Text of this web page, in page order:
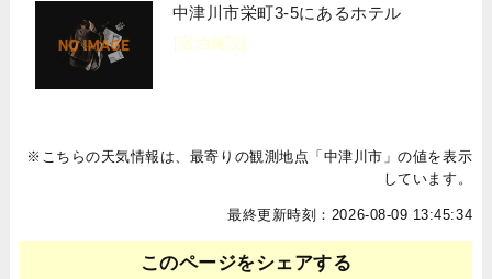
中津川市栄町3-5にあるホテル
[宿泊施設]
※こちらの天気情報は、最寄りの観測地点「中津川市」の値を表示
しています。
最終更新時刻：2026-08-09 13:45:34
このページをシェアする